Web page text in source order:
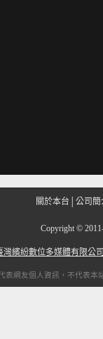
關於本台 公司簡
Copyright ©
灣繽紛數位多媒體有限公
表網友個人資訊，不代表本